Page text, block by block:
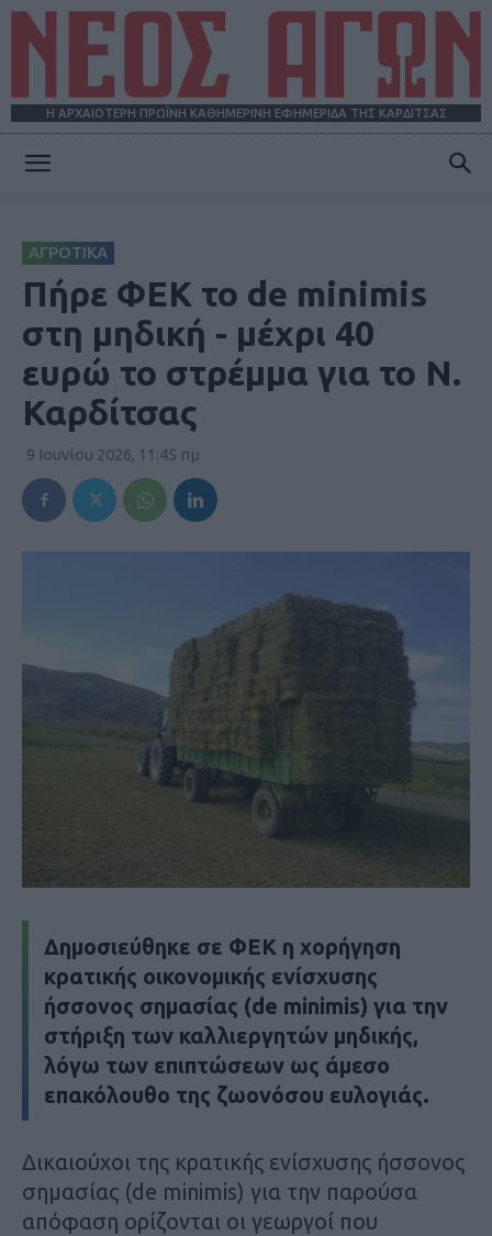
Η ΑΡΧΑΙΟΤΕΡΗ ΠΡΩΪΝΗ ΚΑΘΗΜΕΡΙΝΗ ΕΦΗΜΕΡΙΔΑ ΤΗΣ ΚΑΡΔΙΤΣΑΣ
ΑΓΡΟΤΙΚΑ
Πήρε ΦΕΚ το de minimis
στη μηδική - μέχρι 40
ευρώ το στρέμμα για το Ν.
Καρδίτσας
9 Ιουνίου 2026, 11:45 πμ
Δημοσιεύθηκε σε ΦΕΚ η χορήγηση
κρατικής οικονομικής ενίσχυσης
ήσσονος σημασίας (de minimis) για την
στήριξη των καλλιεργητών μηδικής,
λόγω των επιπτώσεων ως άμεσο
επακόλουθο της ζωονόσου ευλογιάς.
Δικαιούχοι της κρατικής ενίσχυσης ήσσονος
σημασίας (de minimis) για την παρούσα
απόφαση ορίζονται οι γεωργοί που